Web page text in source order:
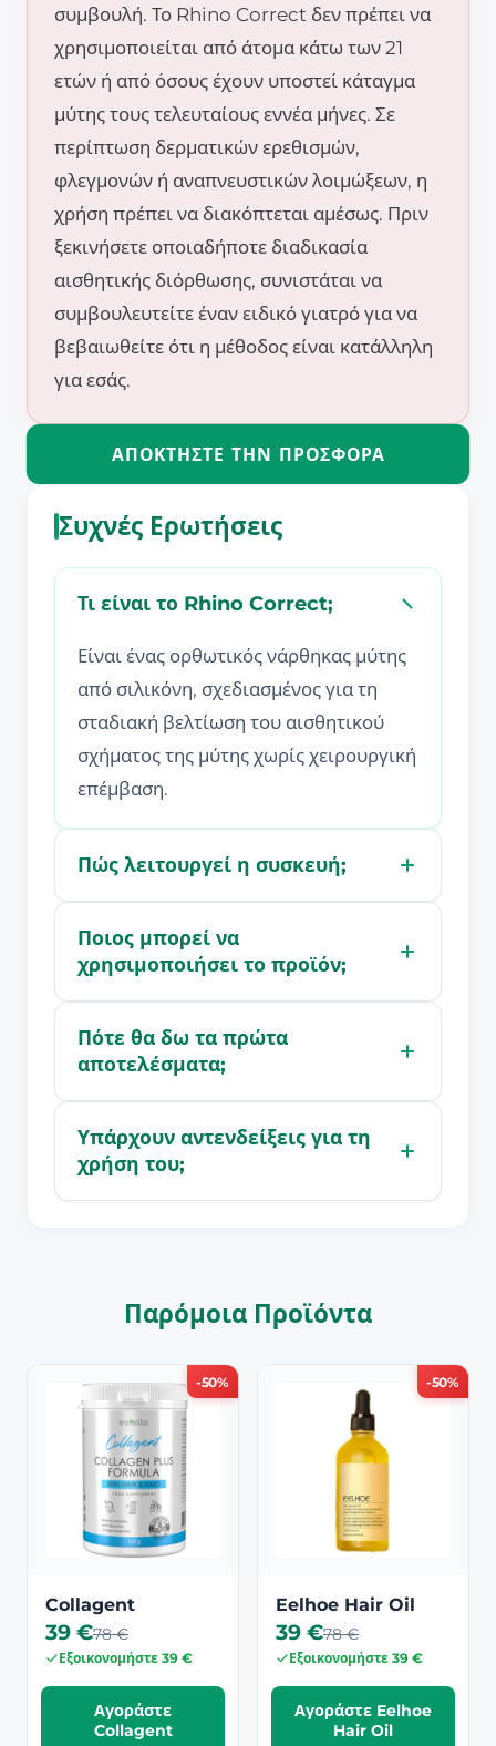
συμβουλή. Το Rhino Correct δεν πρέπει να
χρησιμοποιείται από άτομα κάτω των 21
ετών ή από όσους έχουν υποστεί κάταγμα
μύτης τους τελευταίους εννέα μήνες. Σε
περίπτωση δερματικών ερεθισμών,
φλεγμονών ή αναπνευστικών λοιμώξεων, η
χρήση πρέπει να διακόπτεται αμέσως. Πριν
ξεκινήσετε οποιαδήποτε διαδικασία
αισθητικής διόρθωσης, συνιστάται να
συμβουλευτείτε έναν ειδικό γιατρό για να
βεβαιωθείτε ότι η μέθοδος είναι κατάλληλη
για εσάς.
ΑΠΟΚΤΉΣΤΕ ΤΗΝ ΠΡΟΣΦΟΡΆ
Συχνές Ερωτήσεις
Τι είναι το Rhino Correct;
Είναι ένας ορθωτικός νάρθηκας μύτης
από σιλικόνη, σχεδιασμένος για τη
σταδιακή βελτίωση του αισθητικού
σχήματος της μύτης χωρίς χειρουργική
επέμβαση.
Πώς λειτουργεί η συσκευή;
Ποιος μπορεί να
χρησιμοποιήσει το προϊόν;
Πότε θα δω τα πρώτα
αποτελέσματα;
Υπάρχουν αντενδείξεις για τη
χρήση του;
Παρόμοια Προϊόντα
-50%
Collagent
39 €78 €
Εξοικονομήστε 39 €
Αγοράστε
Collagent
-50%
Eelhoe Hair Oil
39 €78 €
Εξοικονομήστε 39 €
Αγοράστε Eelhoe
Hair Oil